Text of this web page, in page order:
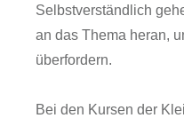
Selbstverständlich
an das Thema heran,
überfordern.
Bei den Kursen der